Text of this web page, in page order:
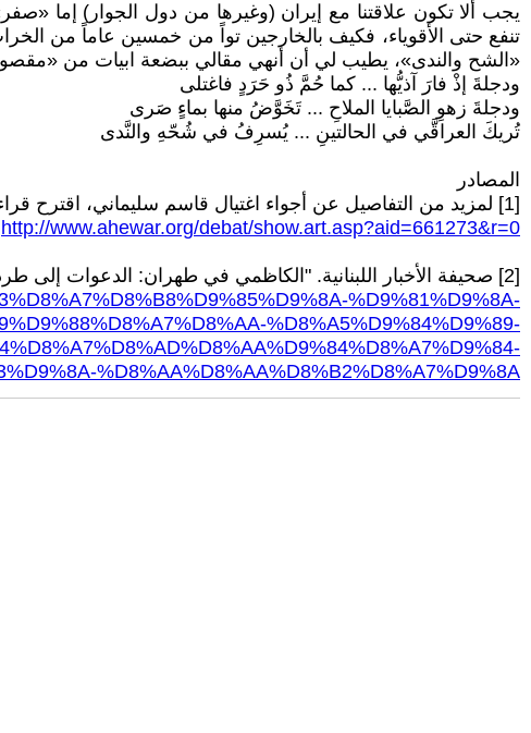
يجب ألا تكون علاقتنا مع إيران (وغيرها من دول الجوار) إما
تنفع حتى الأقوياء، فكيف بالخارجين تواً من خمسين عاماً من
«الشح والندى»، يطيب لي أن أنهي مقالي ببضعة ابيات من
ودجلةَ إذْ فارَ آذيُّها ... كما حُمَّ ذُو حَرَدٍ فاغتلى
ودجلةَ زهوِ الصَّبايا الملاحِ ... تَخَوَّضُ منها بماءٍ صَرى
تُريكَ العراقَّي في الحالتينِ ... يُسرِفُ في شُحّهِ والنَّدى
المصادر
[1] لمزيد من التفاصيل عن أجواء اغتيال قاسم سليماني، اقترح قراءة: "أسبوع مقتل قاسم سليماني". أحمد هاشم الحبوبي. موقع الحوار المتمدن. 5 كانون الثاني 2020.
http://www.ahewar.org/debat/show.art.asp?aid=661273&r=0
[2] صحيفة الأخبار اللبنانية. "الكاظمي في طهران: الدعوات إلى طرد الاحتلال الأميركيّ تتزايد". 22 تموز 2020.
%D9%81%D9%8A-
%D8%A5%D9%84%D9%89-
%D8%AA%D8%AA%D8%B2%D8%A7%D9%8A